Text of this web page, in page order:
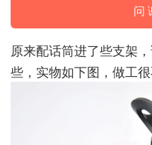
问
原来配话筒进了些支架
些，实物如下图，做工很